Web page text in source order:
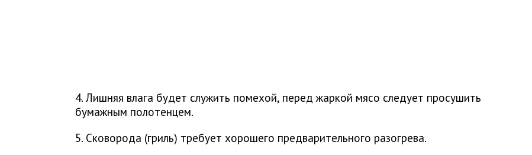
4. Лишняя влага будет служить помехой, перед жаркой мясо следует просушить
бумажным полотенцем.
5. Сковорода (гриль) требует хорошего предварительного разогрева.